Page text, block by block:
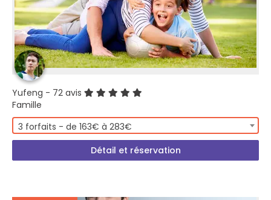
Yufeng - 72 avis
Famille
3 forfaits - de 163€ à 283€
Détail et réservation